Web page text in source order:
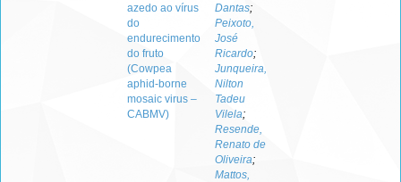
azedo ao vírus
do
endurecimento
do fruto
(Cowpea
aphid-borne
mosaic virus –
CABMV)
Dantas;
Peixoto,
José
Ricardo;
Junqueira,
Nilton
Tadeu
Vilela;
Resende,
Renato de
Oliveira;
Mattos,